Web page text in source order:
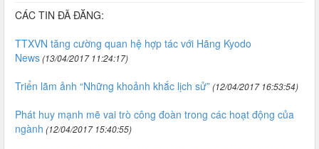
CÁC TIN ĐÃ ĐĂNG:
TTXVN tăng cường quan hệ hợp tác với Hãng Kyodo
News(13/04/2017 11:24:17)
Triển lãm ảnh “Những khoảnh khắc lịch sử”(12/04/2017 16:53:54)
Phát huy mạnh mẽ vai trò công đoàn trong các hoạt động của
ngành (12/04/2017 15:40:55)